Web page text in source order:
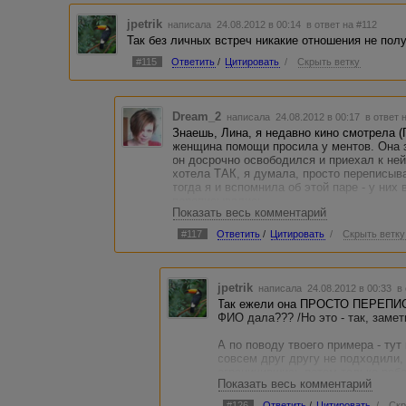
собеседник. Она - романтичная особа, живущая какими-
преданная своей работе. Зато эта патологическая
"на связи":)
Потом встречи. То он к ней, то она к нему. Примерно
об этом никто из них не думал тогда.. Время шло,
форуме - и такое было! Непонимание - почему на форум
ней - почти никогда. Ощущение, что он использует её в
безотказный автор под рукой - большое дело). В общем,
стоически терпел и прощал.
А потом он стал другим. Холодным, невнимательным и
перестала отвечать на телефонные звонки и
поехала. И убедилась. В том, что была права...
Мораль всей этой басни - ну их, эти знакомства в
отношения правильно. Крайне редко сформированные
jpetrik написала 24.08.2012 в 00:14 в ответ на #112
Так без личных встреч никакие отношения не
#115 Ответить / Цитировать / Скрыть ветку
Dream_2 написала 24.08.2012 в 00:17 в ответ
Знаешь, Лина, я недавно кино смотрела
женщина помощи просила у ментов. Она
он досрочно освободился и приехал к
хотела ТАК, я думала, просто
тогда я и вспомнила об этой паре - у них
Показать весь комментарий
#117 Ответить / Цитировать / Скрыть ветку
jpetrik написала 24.08.2012 в 00:33 в
Так ежели она ПРОСТО
ФИО дала??? /Но это - так,
А по поводу твоего примера -
совсем друг другу не
Просто, увы, крайне сложно
Показать весь комментарий